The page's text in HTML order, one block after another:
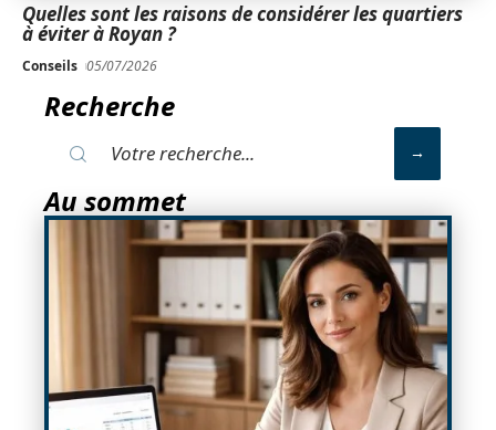
Quelles sont les raisons de considérer les quartiers
à éviter à Royan ?
Conseils 05/07/2026
Recherche
Au sommet